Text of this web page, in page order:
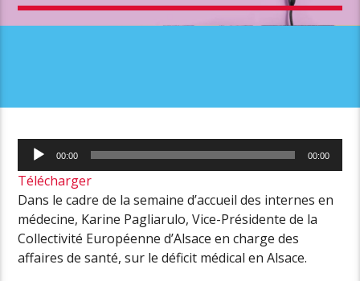
Lecteur
audio
00:00 00:00
Télécharger
Dans le cadre de la semaine d’accueil des internes en
médecine, Karine Pagliarulo, Vice-Présidente de la
Collectivité Européenne d’Alsace en charge des
affaires de santé, sur le déficit médical en Alsace.